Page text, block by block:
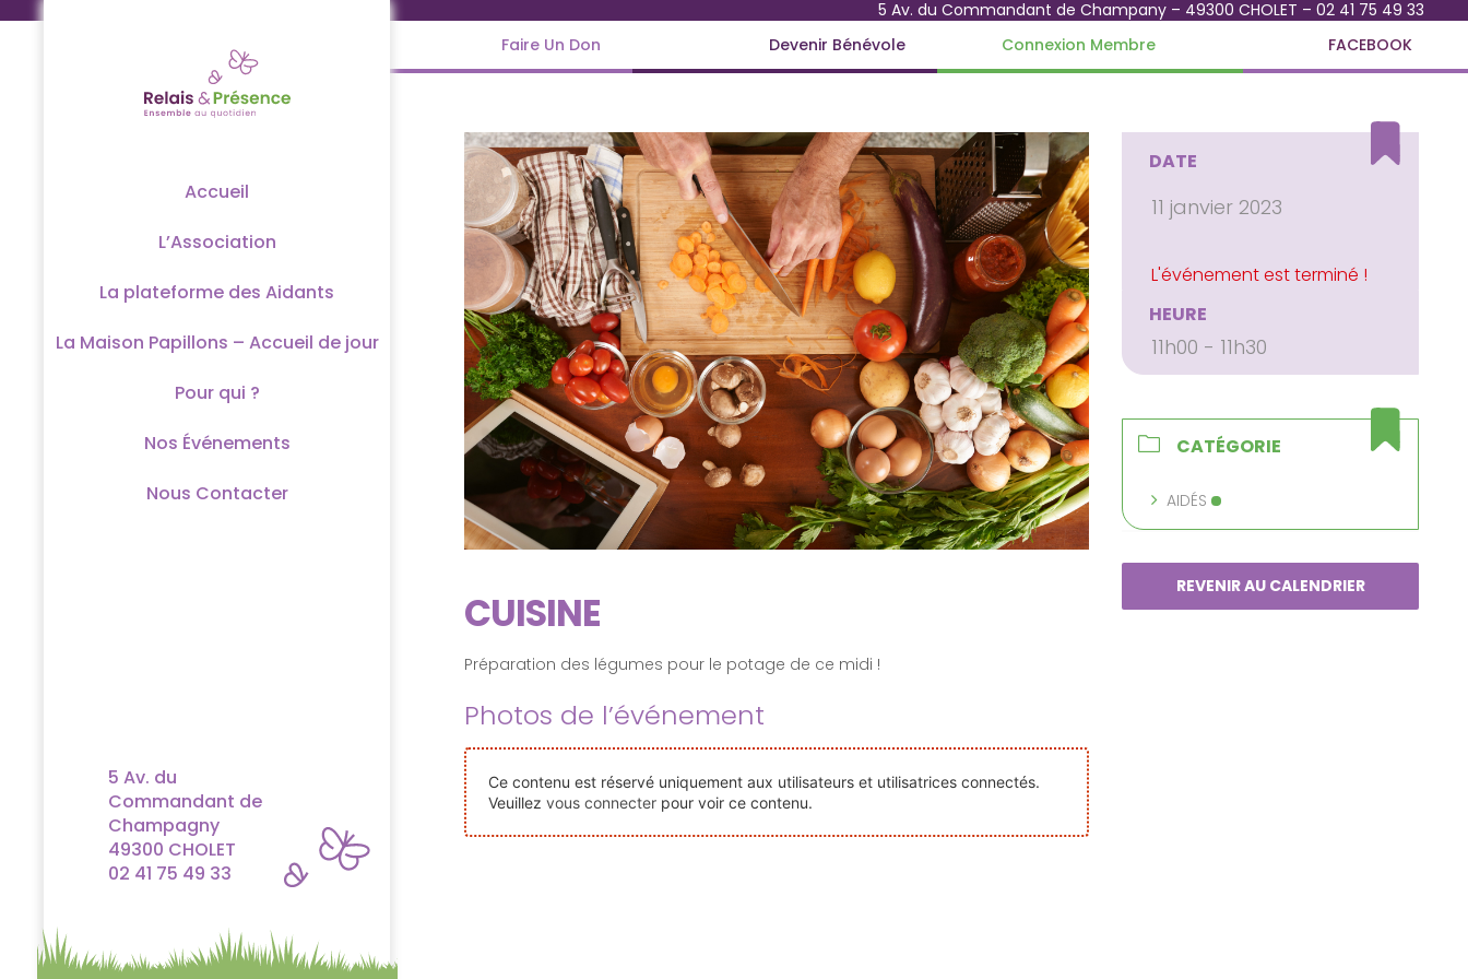
Passer
Accueil
L’Association
La plateforme des Aidants
La Maison Papillons – Accueil de jour
Pour qui ?
Nos Événements
Nous Contacter
5 Av. du
Commandant de
Champagny
49300 CHOLET
02 41 75 49 33
5 Av. du Commandant de Champany – 49300 CHOLET – 02 41 75 49 33
Faire Un Don
Devenir Bénévole Connexion Membre FACEBOOK
CUISINE
Préparation des légumes pour le potage de ce midi !
Photos de l’événement
Ce contenu est réservé uniquement aux utilisateurs et utilisatrices connectés.
Veuillez vous connecterpour voir ce contenu.
DATE
11 janvier 2023
HEURE
11h00 - 11h30
CATÉGORIE
AIDÉS
REVENIR AU CALENDRIER